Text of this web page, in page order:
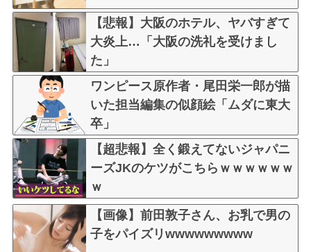
【悲報】大阪のホテル、ヤバすぎて
大炎上…「大阪の洗礼を受けまし
た」
ワンピース原作者・尾田栄一郎が描
いた担当編集の似顔絵「ムダに東大
卒」
【超悲報】全く鍛えてないジャパニ
ーズJKのケツがこちらｗｗｗｗｗｗ
ｗ
【画像】前田敦子さん、お乳で男の
子をパイズリwwwwwwwww